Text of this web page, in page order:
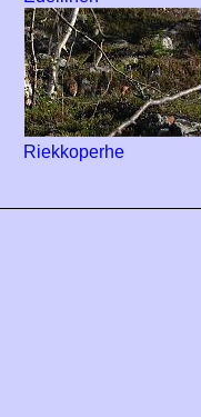
Riekkoperhe